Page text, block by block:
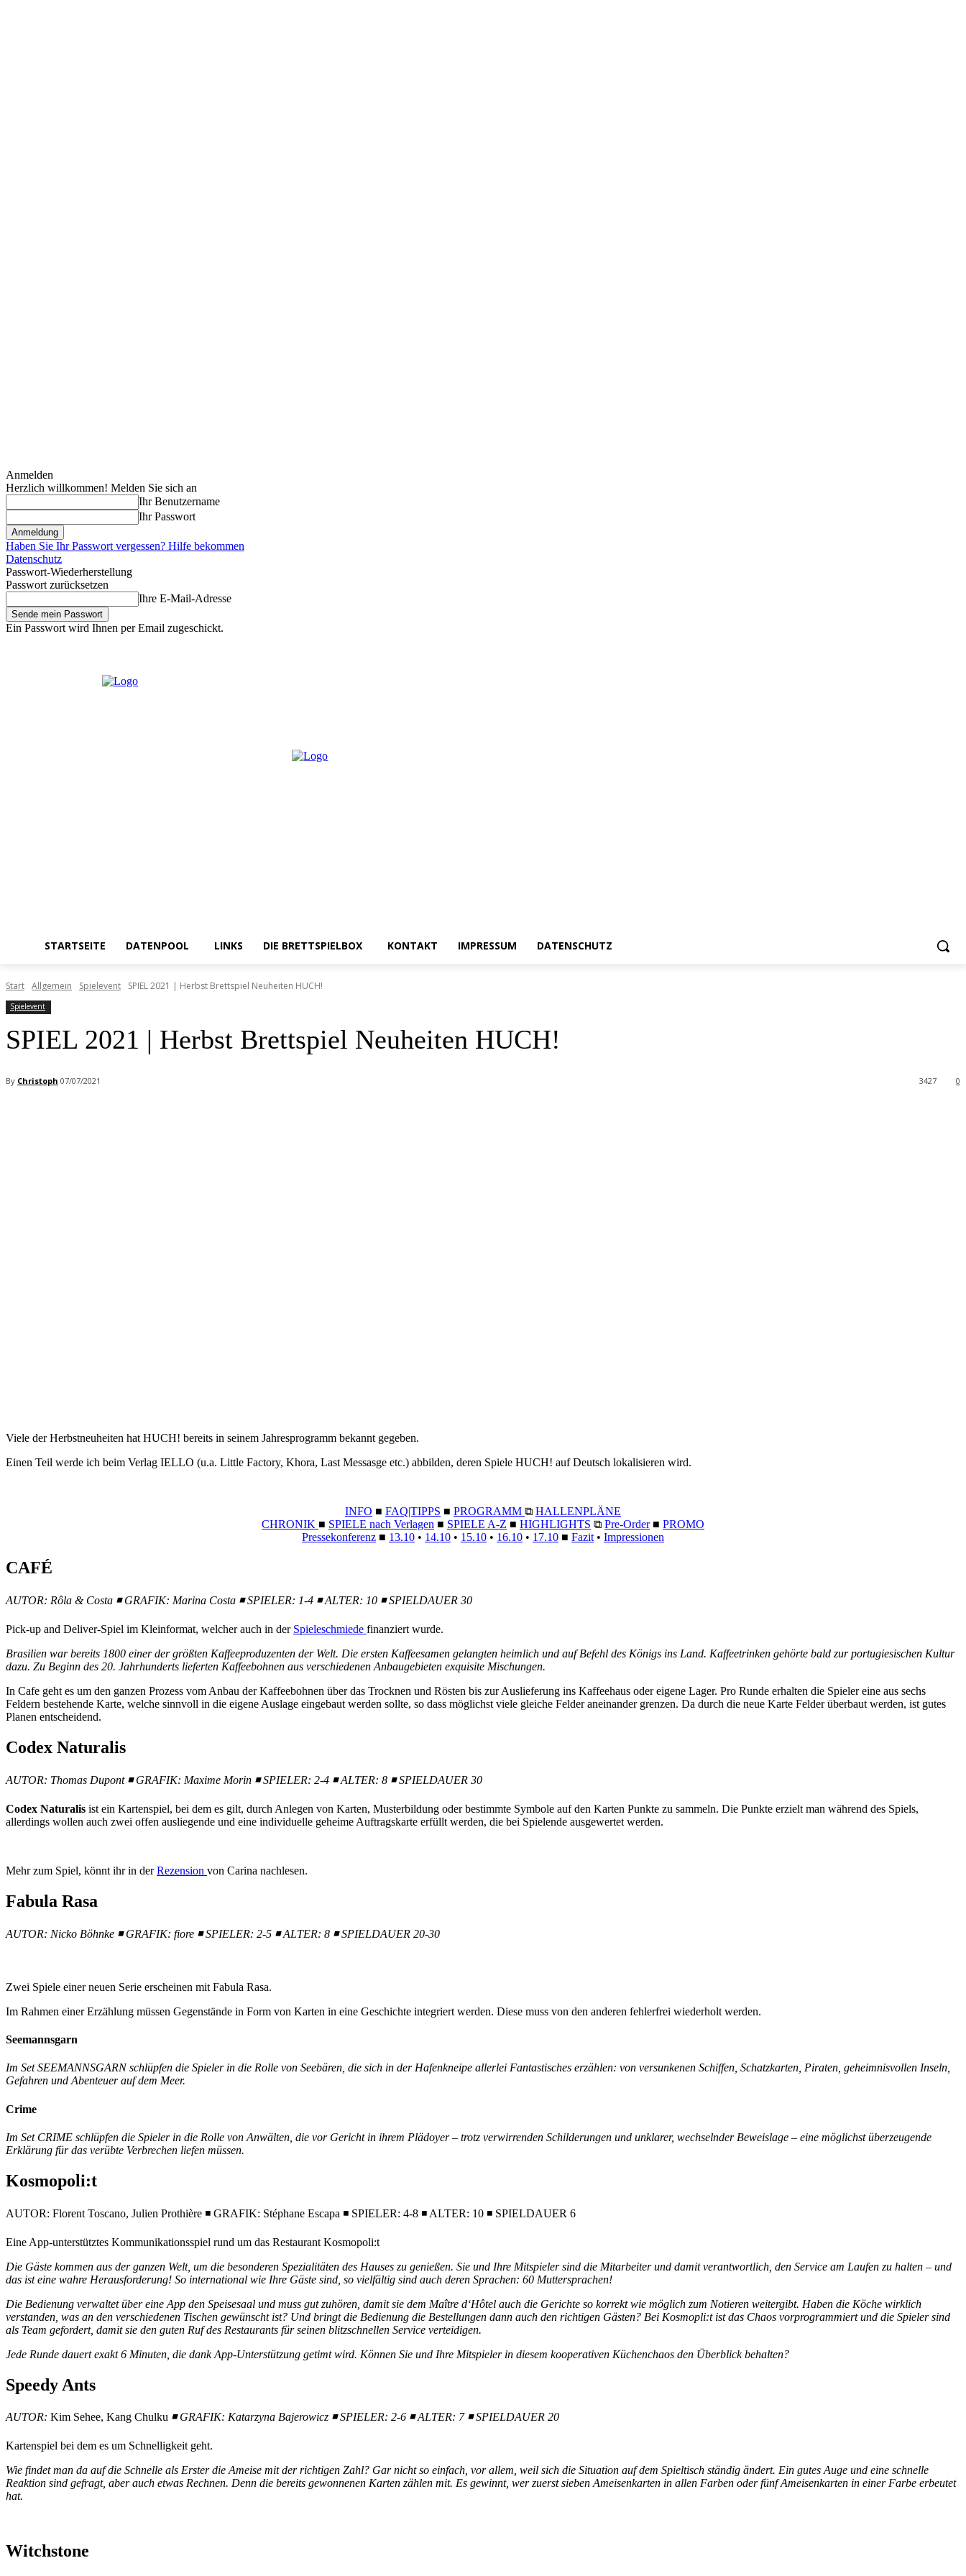
Anmelden
Herzlich willkommen! Melden Sie sich an
Ihr Benutzername
Ihr Passwort
Haben Sie Ihr Passwort vergessen? Hilfe bekommen
Datenschutz
Passwort-Wiederherstellung
Passwort zurücksetzen
Ihre E-Mail-Adresse
Ein Passwort wird Ihnen per Email zugeschickt.
STARTSEITE DATENPOOL LINKS DIE BRETTSPIELBOX KONTAKT IMPRESSUM DATENSCHUTZ
Start Allgemein Spielevent SPIEL 2021 | Herbst Brettspiel Neuheiten HUCH!
Spielevent
SPIEL 2021 | Herbst Brettspiel Neuheiten HUCH!
By Christoph 07/07/2021 0
3427
Viele der Herbstneuheiten hat HUCH! bereits in seinem Jahresprogramm bekannt gegeben.
Einen Teil werde ich beim Verlag IELLO (u.a. Little Factory, Khora, Last Messasge etc.) abbilden, deren Spiele HUCH! auf Deutsch lokalisieren wird.
INFO ■ FAQ|TIPPS ■ PROGRAMM ⧉ HALLENPLÄNE
CHRONIK ■ SPIELE nach Verlagen ■ SPIELE A-Z ■ HIGHLIGHTS ⧉ Pre-Order■ PROMO
Pressekonferenz ■ 13.10 • 14.10 • 15.10 • 16.10 • 17.10 ■ Fazit • Impressionen
CAFÉ
AUTOR: Rôla & Costa ◾ GRAFIK: Marina Costa ◾ SPIELER: 1-4 ◾ ALTER: 10 ◾ SPIELDAUER 30
Pick-up and Deliver-Spiel im Kleinformat, welcher auch in der Spieleschmiede finanziert wurde.
Brasilien war bereits 1800 einer der größten Kaffeeproduzenten der Welt. Die ersten Kaffeesamen gelangten heimlich und auf Befehl des Königs ins Land. Kaffeetrinken gehörte bald zur portugiesischen Kultur
dazu. Zu Beginn des 20. Jahrhunderts lieferten Kaffeebohnen aus verschiedenen Anbaugebieten exquisite Mischungen.
In Cafe geht es um den ganzen Prozess vom Anbau der Kaffeebohnen über das Trocknen und Rösten bis zur Auslieferung ins Kaffeehaus oder eigene Lager. Pro Runde erhalten die Spieler eine aus sechs
Feldern bestehende Karte, welche sinnvoll in die eigene Auslage eingebaut werden sollte, so dass möglichst viele gleiche Felder aneinander grenzen. Da durch die neue Karte Felder überbaut werden, ist gutes
Planen entscheidend.
Codex Naturalis
AUTOR: Thomas Dupont ◾GRAFIK: Maxime Morin ◾SPIELER: 2-4 ◾ALTER: 8 ◾SPIELDAUER 30
Codex Naturalis ist ein Kartenspiel, bei dem es gilt, durch Anlegen von Karten, Musterbildung oder bestimmte Symbole auf den Karten Punkte zu sammeln. Die Punkte erzielt man während des Spiels,
allerdings wollen auch zwei offen ausliegende und eine individuelle geheime Auftragskarte erfüllt werden, die bei Spielende ausgewertet werden.
Mehr zum Spiel, könnt ihr in derRezension von Carina nachlesen.
Fabula Rasa
AUTOR: Nicko Böhnke ◾GRAFIK: fiore ◾SPIELER: 2-5 ◾ALTER: 8 ◾SPIELDAUER 20-30
Zwei Spiele einer neuen Serie erscheinen mit Fabula Rasa.
Im Rahmen einer Erzählung müssen Gegenstände in Form von Karten in eine Geschichte integriert werden. Diese muss von den anderen fehlerfrei wiederholt werden.
Seemannsgarn
Im Set SEEMANNSGARN schlüpfen die Spieler in die Rolle von Seebären, die sich in der Hafenkneipe allerlei Fantastisches erzählen: von versunkenen Schiffen, Schatzkarten, Piraten, geheimnisvollen Inseln,
Gefahren und Abenteuer auf dem Meer.
Crime
Im Set CRIME schlüpfen die Spieler in die Rolle von Anwälten, die vor Gericht in ihrem Plädoyer – trotz verwirrenden Schilderungen und unklarer, wechselnder Beweislage – eine möglichst überzeugende
Erklärung für das verübte Verbrechen liefen müssen.
Kosmopoli:t
AUTOR: Florent Toscano, Julien Prothière ◾ GRAFIK: Stéphane Escapa ◾ SPIELER: 4-8 ◾ ALTER: 10 ◾ SPIELDAUER 6
Eine App-unterstütztes Kommunikationsspiel rund um das Restaurant Kosmopoli:t
Die Gäste kommen aus der ganzen Welt, um die besonderen Spezialitäten des Hauses zu genießen. Sie und Ihre Mitspieler sind die Mitarbeiter und damit verantwortlich, den Service am Laufen zu halten – und
das ist eine wahre Herausforderung! So international wie Ihre Gäste sind, so vielfältig sind auch deren Sprachen: 60 Muttersprachen!
Die Bedienung verwaltet über eine App den Speisesaal und muss gut zuhören, damit sie dem Maître d‘Hôtel auch die Gerichte so korrekt wie möglich zum Notieren weitergibt. Haben die Köche wirklich
verstanden, was an den verschiedenen Tischen gewünscht ist? Und bringt die Bedienung die Bestellungen dann auch den richtigen Gästen? Bei Kosmopli:t ist das Chaos vorprogrammiert und die Spieler sind
als Team gefordert, damit sie den guten Ruf des Restaurants für seinen blitzschnellen Service verteidigen.
Jede Runde dauert exakt 6 Minuten, die dank App-Unterstützung getimt wird. Können Sie und Ihre Mitspieler in diesem kooperativen Küchenchaos den Überblick behalten?
Speedy Ants
AUTOR: Kim Sehee, Kang Chulku ◾GRAFIK: Katarzyna Bajerowicz ◾SPIELER: 2-6 ◾ALTER: 7 ◾SPIELDAUER 20
Kartenspiel bei dem es um Schnelligkeit geht.
Wie findet man da auf die Schnelle als Erster die Ameise mit der richtigen Zahl? Gar nicht so einfach, vor allem, weil sich die Situation auf dem Spieltisch ständig ändert. Ein gutes Auge und eine schnelle
Reaktion sind gefragt, aber auch etwas Rechnen. Denn die bereits gewonnenen Karten zählen mit. Es gewinnt, wer zuerst sieben Ameisenkarten in allen Farben oder fünf Ameisenkarten in einer Farbe erbeutet
hat.
Witchstone